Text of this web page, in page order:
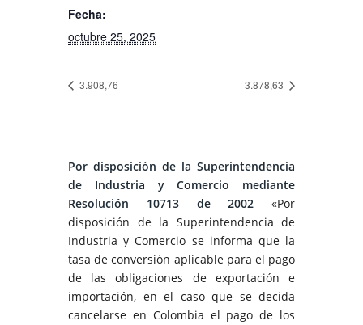
Fecha:
octubre 25, 2025
3.908,76 3.878,63
Por disposición de la Superintendencia
de Industria y Comercio mediante
Resolución 10713 de 2002 «Por
disposición de la Superintendencia de
Industria y Comercio se informa que la
tasa de conversión aplicable para el pago
de las obligaciones de exportación e
importación, en el caso que se decida
cancelarse en Colombia el pago de los